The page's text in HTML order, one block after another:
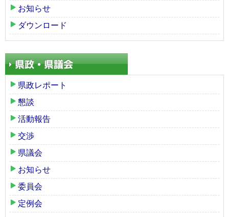
お知らせ
ダウンロード
県政レポート
懇談
活動報告
交渉
県議会
お知らせ
委員会
定例会